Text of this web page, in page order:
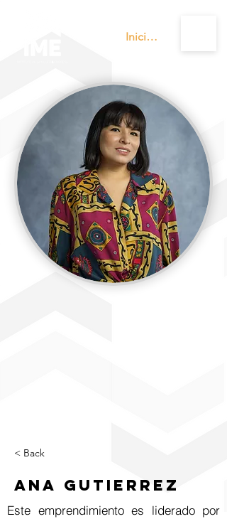
Iniciar sesión
< Back
Ana Gutierrez
Este emprendimiento es liderado por